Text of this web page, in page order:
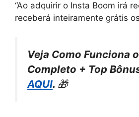
“Ao adquirir o Insta Boom irá
receberá inteiramente grátis
Veja Como Funciona
Completo + Top
AQUI. 🎁